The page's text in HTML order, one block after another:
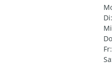
Di:
Fr: